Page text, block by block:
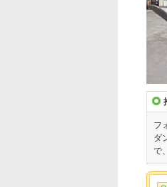
フ
ダ
で